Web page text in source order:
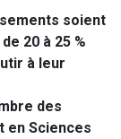
soient
20 à 25 %
à leur
des
en Sciences